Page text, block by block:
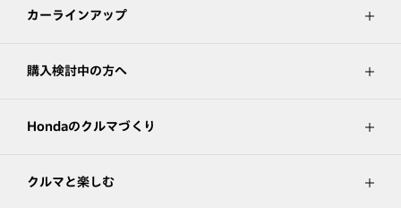
カーラインアップ
購入検討中の方へ
Hondaのクルマづくり
クルマと楽しむ